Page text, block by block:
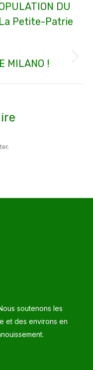
DU
La Petite-Patrie
MILANO !
soutenons les
et des environs en